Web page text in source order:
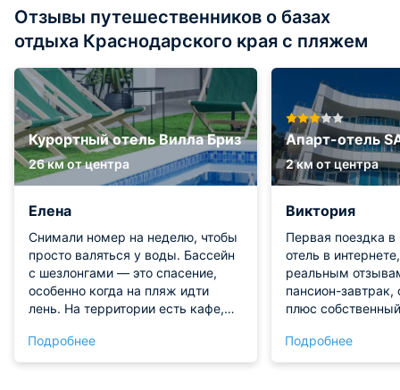
Отзывы путешественников о базах
отдыха Краснодарского края с пляжем
Курортный отель Вилла Бриз
26 км от центра
Елена
Снимали номер на неделю, чтобы
просто валяться у воды. Бассейн
с шезлонгами — это спасение,
особенно когда на пляж идти
лень. На территории есть кафе,
недорого. В номере есть посуда,
чайник и микроволновка, мы
Подробнее
Апарт-отель
2 км от центра
Виктория
Первая поездка
отель в
реальным
пансион-
плюс
стоимость. Меню
блюда очень
Подробнее